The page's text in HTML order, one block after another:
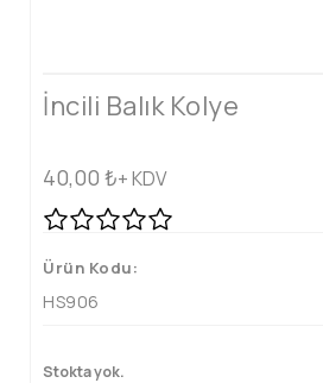
İncili Balık Kolye
40,00 ₺+ KDV
Ürün Kodu:
HS906
Stokta yok.